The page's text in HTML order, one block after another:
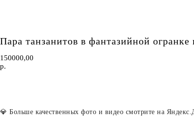
Пара танзанитов в фантазийной огранке
150000,00
р.
💎 Больше качественных фото и видео смотрите на